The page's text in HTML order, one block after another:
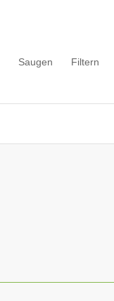
Saugen Filtern